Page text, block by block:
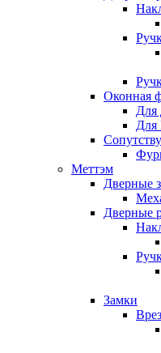
Оконная
Для
Меттэм
Дверные
Дверные
Замки